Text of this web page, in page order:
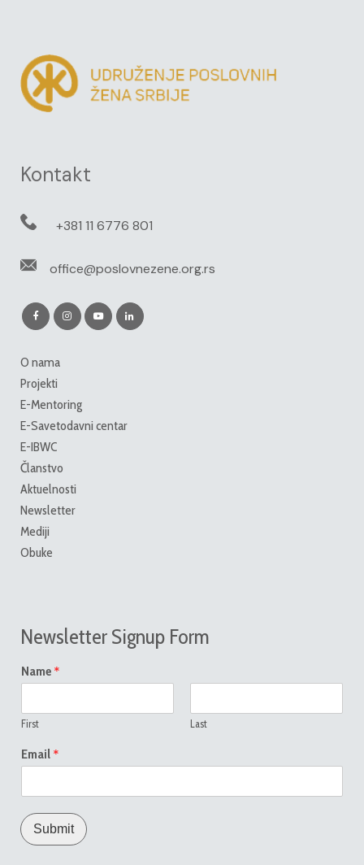
Kontakt
+381 11 6776 801
office@poslovnezene.org.rs
O nama
Projekti
E-Mentoring
E-Savetodavni centar
E-IBWC
Članstvo
Aktuelnosti
Newsletter
Mediji
Obuke
Newsletter Signup Form
Name *
First Last
Email *
Submit